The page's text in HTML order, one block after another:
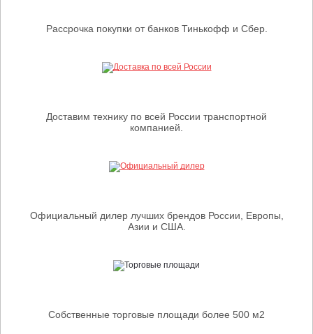
Рассрочка покупки от банков Тинькофф и Сбер.
Доставим технику по всей России транспортной
компанией.
Официальный дилер лучших брендов России, Европы,
Азии и США.
Собственные торговые площади более 500 м2